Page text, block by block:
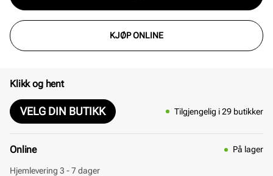
KJØP ONLINE
Klikk og hent
VELG DIN BUTIKK Tilgjengelig i 29 butikker
Online På lager
Hjemlevering 3 - 7 dager